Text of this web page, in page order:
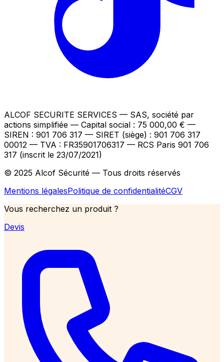
ALCOF SECURITE SERVICES — SAS, société par
actions simplifiée — Capital social : 75 000,00 € —
SIREN : 901 706 317 — SIRET (siège) : 901 706 317
00012 — TVA : FR35901706317 — RCS Paris 901 706
317 (inscrit le 23/07/2021)
© 2025 Alcof Sécurité — Tous droits réservés
Mentions légalesPolitique de confidentialitéCGV
Vous recherchez un produit ?
Devis